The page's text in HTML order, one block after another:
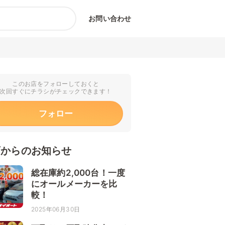
お問い合わせ
このお店をフォローしておくと
次回すぐにチラシがチェックできます！
フォロー
らのお知らせ
総在庫約2,000台！一度
にオールメーカーを比
較！
2025年06月30日